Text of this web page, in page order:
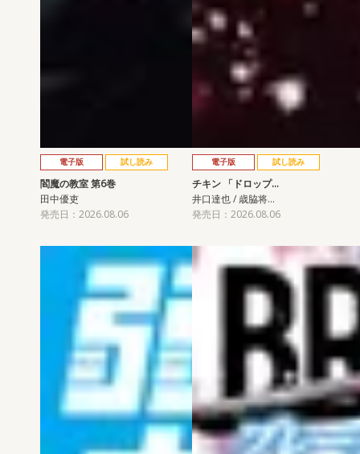
電子版 試し読み
閻魔の教室 第6巻
田中優吏
発売日：2026.08.06
電子版 試し読み
チキン 「ドロップ…
井口達也 / 歳脇将…
発売日：2026.08.06